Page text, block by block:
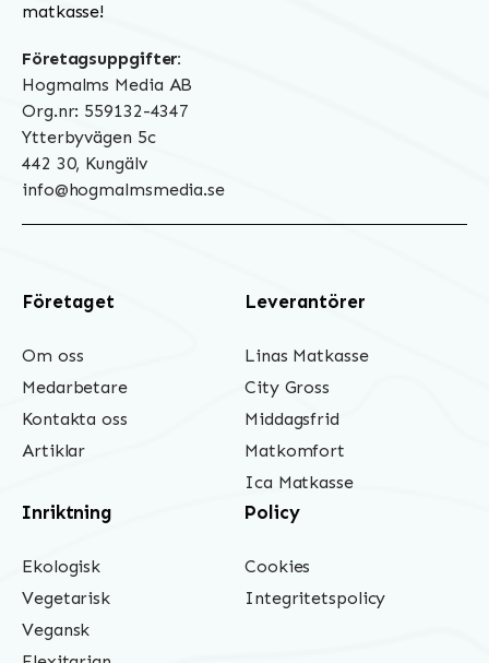
matkasse!
Företagsuppgifter:
Hogmalms Media AB
Org.nr: 559132-4347
Ytterbyvägen 5c
442 30, Kungälv
info@hogmalmsmedia.se
Företaget
Om oss
Medarbetare
Kontakta oss
Artiklar
Leverantörer
Linas Matkasse
City Gross
Middagsfrid
Matkomfort
Ica Matkasse
Inriktning
Ekologisk
Vegetarisk
Vegansk
Policy
Cookies
Integritetspolicy